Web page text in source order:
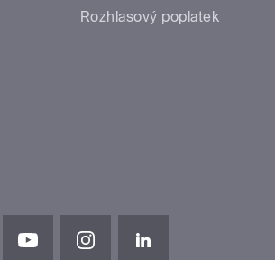
Rozhlasový poplatek